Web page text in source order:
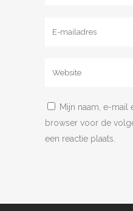
Mijn naam, e-mail
browser voor de
een reactie plaats.